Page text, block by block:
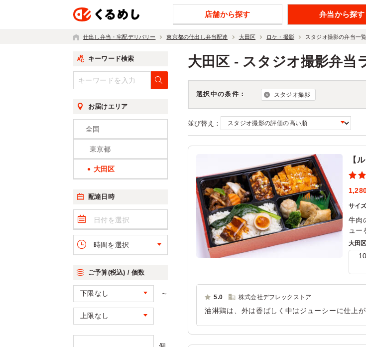
店舗から探す 弁当から探す
仕出し弁当・宅配デリバリー 東京都の仕出し弁当配達 大田区 ロケ・撮影 スタジオ撮影の弁当一覧
大田区 - スタジオ撮影弁当
選択中の条件： スタジオ撮影
並び替え：
【
サイ
牛肉
ュー
くだ
大田
5.0 株式会社デフレックストア
油淋鶏は、外は香ばしく中はジューシーに仕上
ただけました。
キーワード検索
お届けエリア
全国
東京都
大田区
配達日時
時間を選択
ご予算(税込) / 個数
～